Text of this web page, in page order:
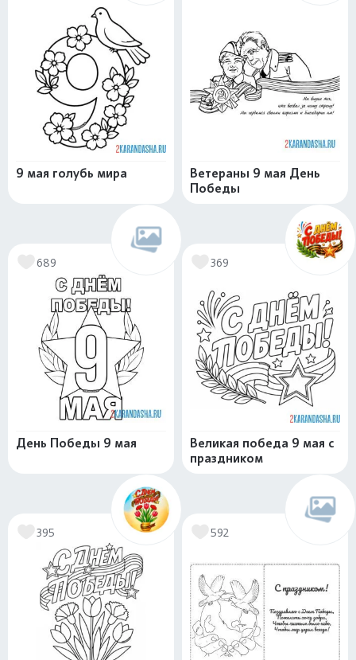
9 мая голубь мира
Ветераны 9 мая День
Победы
689
День Победы 9 мая
369
Великая победа 9 мая с
праздником
395 592